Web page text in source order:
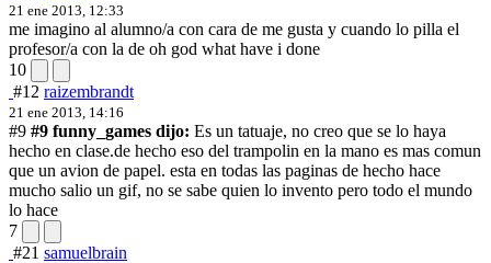
21 ene 2013, 12:33
me imagino al alumno/a con cara de me gusta y cuando lo pilla el
profesor/a con la de oh god what have i done
10
#12 raizembrandt
21 ene 2013, 14:16
#9 #9 funny_games dijo: Es un tatuaje, no creo que se lo haya
hecho en clase.de hecho eso del trampolin en la mano es mas comun
que un avion de papel. esta en todas las paginas de hecho hace
mucho salio un gif, no se sabe quien lo invento pero todo el mundo
lo hace
7
#21 samuelbrain